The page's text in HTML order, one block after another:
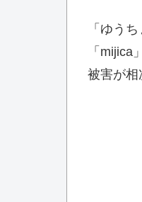
「ゆう
「
被害が相